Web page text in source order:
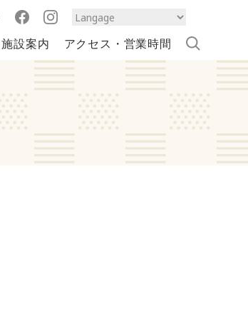
施設案内 アクセス・営業時間